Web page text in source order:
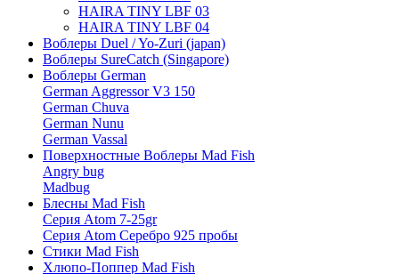
HAIRA TINY LBF 03
HAIRA TINY LBF 04
Воблеры Duel / Yo-Zuri (japan)
Воблеры SureCatch (Singapore)
Воблеры German
German Aggressor V3 150
German Chuva
German Nunu
German Vassal
Поверхностные Воблеры Mad Fish
Angry bug
Madbug
Блесны Mad Fish
Серия Atom 7-25gr
Серия Atom Серебро 925 пробы
Стики Mad Fish
Хлюпо-Поппер Mad Fish